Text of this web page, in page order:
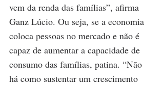
vem da renda das famílias”, afirma
Ganz Lúcio. Ou seja, se a economia
coloca pessoas no mercado e não é
capaz de aumentar a capacidade de
consumo das famílias, patina. “Não
há como sustentar um crescimento